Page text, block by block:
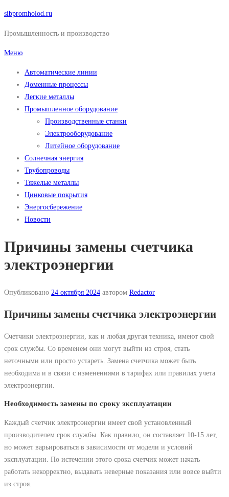
Перейти
содержимому
sibpromholod.ru
Промышленность и производство
Меню
Автоматические линии
Доменные процессы
Легкие металлы
Промышленное оборудование
Производственные станки
Электрооборудование
Литейное оборудование
Солнечная энергия
Трубопроводы
Тяжелые металлы
Цинковые покрытия
Энергосбережение
Новости
Причины замены счетчика
электроэнергии
Опубликовано 24 октября 2024 автором Redactor
Причины замены счетчика электроэнергии
Счетчики электроэнергии, как и любая другая техника, имеют свой
срок службы. Со временем они могут выйти из строя, стать
неточными или просто устареть. Замена счетчика может быть
необходима и в связи с изменениями в тарифах или правилах учета
электроэнергии.
Необходимость замены по сроку эксплуатации
Каждый счетчик электроэнергии имеет свой установленный
производителем срок службы. Как правило, он составляет 10-15 лет,
но может варьироваться в зависимости от модели и условий
эксплуатации. По истечении этого срока счетчик может начать
работать некорректно, выдавать неверные показания или вовсе выйти
из строя.